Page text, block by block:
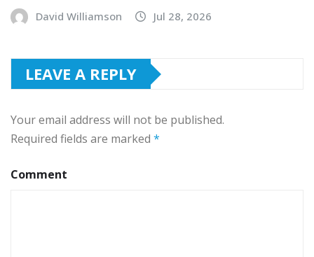
David Williamson Jul 28, 2026
LEAVE A REPLY
Your email address will not be published.
Required fields are marked *
Comment